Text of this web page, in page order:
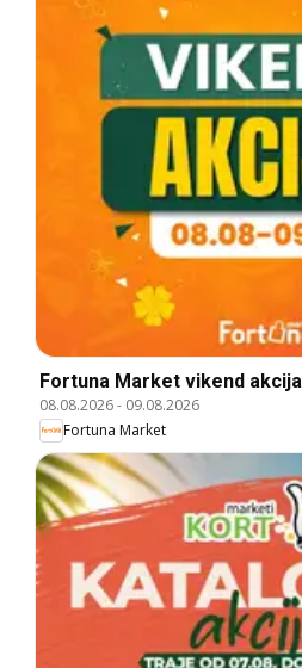
Fortuna Market vikend akcija
08.08.2026- 09.08.2026
Fortuna Market